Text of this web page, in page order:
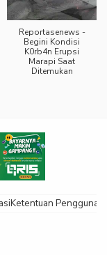
Reportasenews -
Begini Kondisi
K0rb4n Erupsi
Marapi Saat
Ditemukan
Ketentuan Pengguna